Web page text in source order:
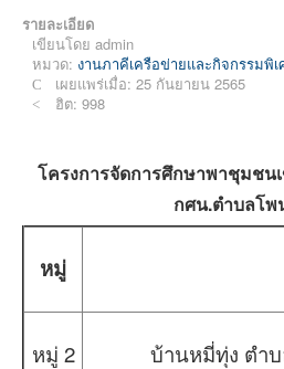
รายละเอียด
เขียนโดย admin
หมวด: งานภาคีเครือข่ายและกิจกรรมพิเ
เผยแพร่เมื่อ: 25 กันยายน 2565
ฮิต: 998
โครงการจัดการศึกษาพาชุมช
กศน.ตำบลโพ
หมู่
หมู่ 2 บ้านหมี่ทุ่ง ตำ